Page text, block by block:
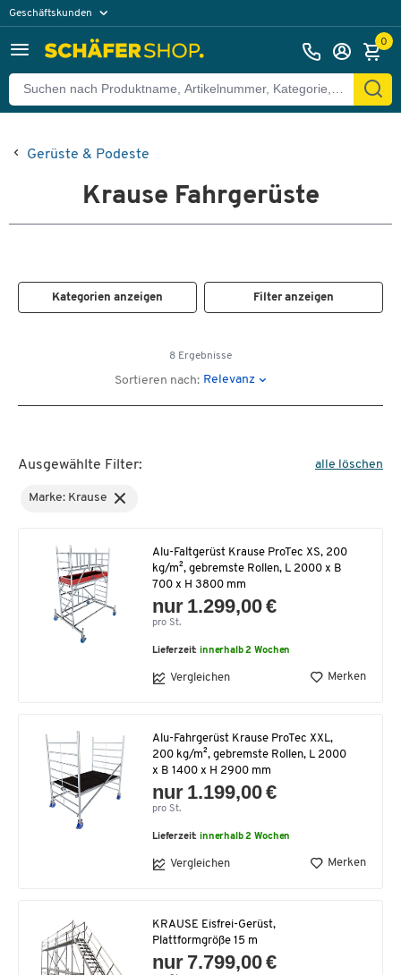
Geschäftskunden
0
Gerüste & Podeste
Krause Fahrgerüste
Kategorien anzeigen Filter anzeigen
8 Ergebnisse
Sortieren nach: Relevanz
Ausgewählte Filter: alle löschen
Marke: Krause
Alu-Faltgerüst Krause ProTec XS, 200
kg/m², gebremste Rollen, L 2000 x B
700 x H 3800 mm
nur 1.299,00 €
pro St.
Lieferzeit:innerhalb 2 Wochen
Vergleichen Merken
Alu-Fahrgerüst Krause ProTec XXL,
200 kg/m², gebremste Rollen, L 2000
x B 1400 x H 2900 mm
nur 1.199,00 €
pro St.
Lieferzeit:innerhalb 2 Wochen
Vergleichen Merken
KRAUSE Eisfrei-Gerüst,
Plattformgröße 15 m
nur 7.799,00 €